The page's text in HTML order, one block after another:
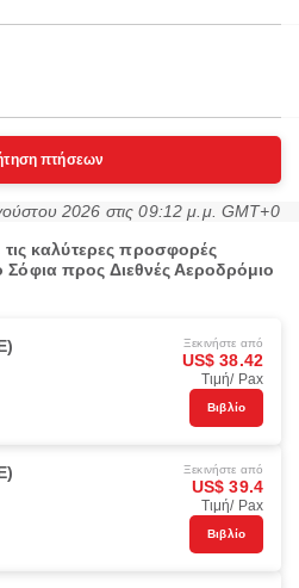
πτήσεων
2026 στις 09:12 μ.μ. GMT+0
καλύτερες προσφορές
προς Διεθνές Αεροδρόμιο
Ξεκινήστε από
US$ 38.42
Τιμή/ Pax
Βιβλίο
Ξεκινήστε από
US$ 39.4
Τιμή/ Pax
Βιβλίο